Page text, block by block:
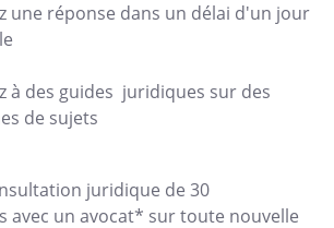
une réponse dans un délai d'un jour
à des guides juridiques sur des
de sujets
juridique de 30
avec un avocat* sur toute nouvelle